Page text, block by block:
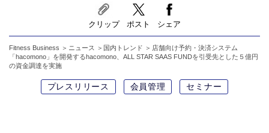
クリップ ポスト シェア
Fitness Business ニュース 国内トレンド
店舗向け予約・決済システム
「hacomono」を開発するhacomono、ALL STAR SAAS FUNDを引受先とした５億円
の資金調達を実施
プレスリリース 会員管理 セミナー